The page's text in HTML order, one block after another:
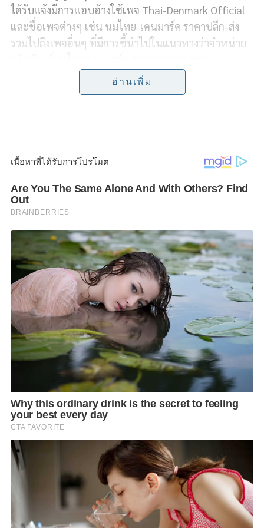
e
b
e
t
t
e
r
y
L
i
n
r
e
ได้รับแจ้งมีการแอบอ้างใช้เพจ Thai-Denmark Official
และชื่อเพจต่างๆ เช่น นมไทย-เดนมาร์ค ราคาปลีก-ส่ง
รวมไปถึงเพจอื่นๆ ที่มีการชี้นำไปในแนวทางว่าจำหน่าย
ผลิตภัณฑ์นมภายใต้แบรนด์ ไทย-เดนมาร์ค แต่ไม่ได้มี
การนำจัดส่งสินค้าจริง โดยตนได้สั่งการ อ.ส.ค.เร่งดำเนิน
นางสาวมนัญญา ไทยเศรษฐ์รัฐมนตรีช่วยว่าการกระทรวง
เกษตรและสหกรณ์ กล่าวว่า ขณะนี้ได้รับร้องเรียนจากผู้
บริโภคจำนวนมากเกี่ยวกับแก๊งค์มิจฉาชีพแอบอ้างใช้เพจ
Thai-Denmark Official และชื่อเพจต่างๆ เช่น นมไทย-
เดนมาร์ค ราคาปลีก-ส่ง รวมไปถึงเพจอื่นๆที่มีการชี้นำไป
ในแนวทางว่าจำหน่ายผลิตภัณฑ์นมไทย-เดนมาร์ค ราคา
ถูก หลอกขายผลิตภัณฑ์นมภายใต้แบรนด์ ไทย-เดนมาร์ค
ราคาถูก แต่ไม่ได้มีการนำจัดส่งสินค้าจริง
จากเหตุการณ์ดังกล่าวได้สั่งการให้องค์การส่งเสริมกิจการ
โคนมแห่งประเทศไทย (อ.ส.ค.) เร่งดำเนินการรวบรวม
ข้อมูลและหามาตรการแก้ปัญหาดังกล่าวอย่างเร่งด่วน
แล้ว โดยเบื้องต้นได้นำข้อมูลเพจปลอมและข้อมูลหลัก
อ่านเพิ่ม